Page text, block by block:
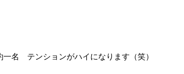
約一名 テンションがハイになります（笑）